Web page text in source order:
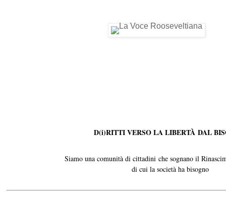
D(i)RITTI VERSO LA LIBERTÀ DAL
Siamo una comunità di cittadini che sognano il
di cui la società ha bisogno